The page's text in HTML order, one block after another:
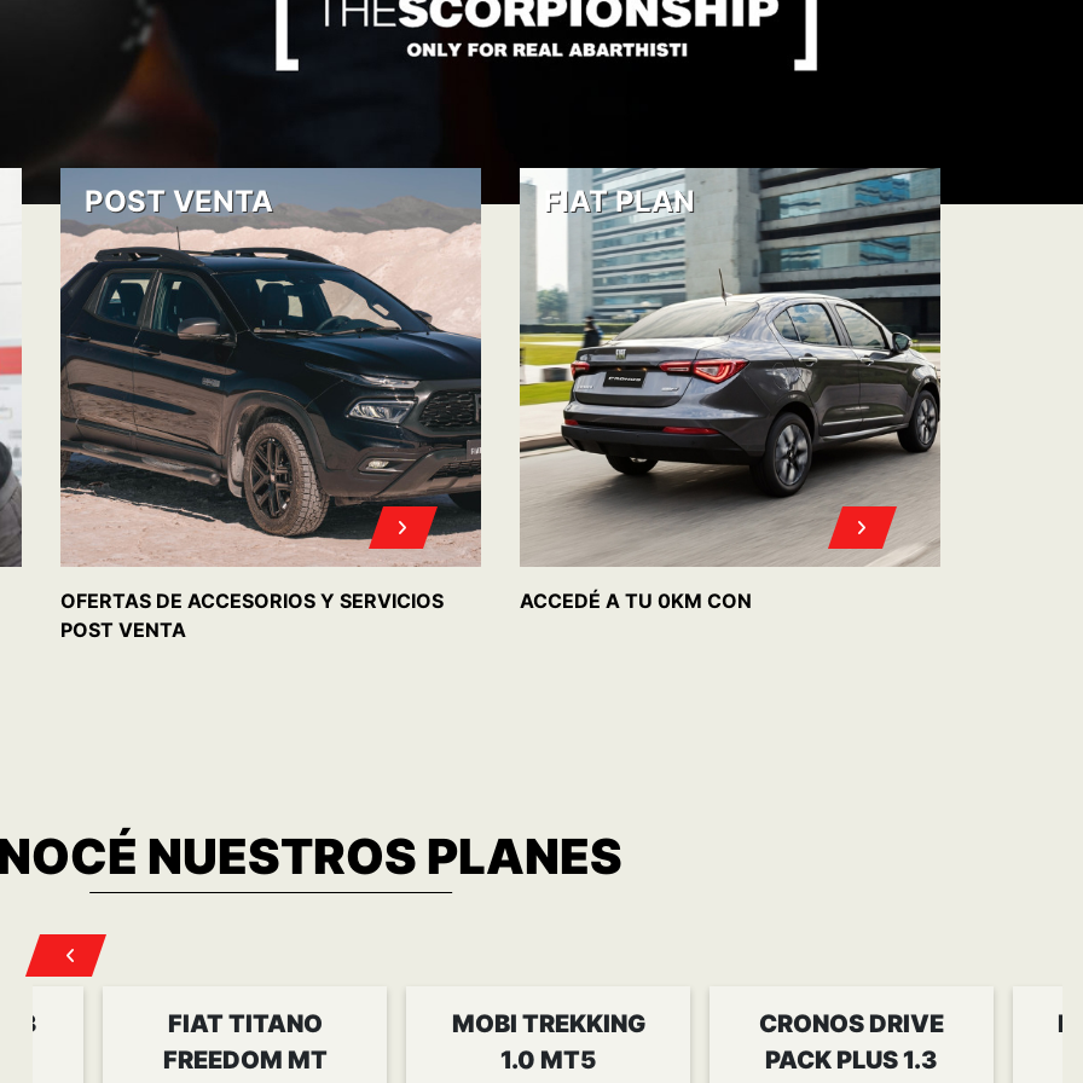
POST VENTA
OFERTAS DE ACCESORIOS Y SERVICIOS
POST VENTA
FIAT PLAN
ACCEDÉ A TU 0KM CON
NUESTROS PLANES
FIAT TITANO
FREEDOM MT
MOBI TREKKING
1.0 MT5
CRONOS DRIVE
PACK PLUS 1.3